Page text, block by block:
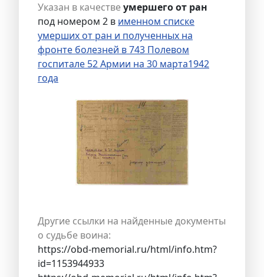
Указан в качествеумершего от ран
под номером 2 в именном списке
умерших от ран и полученных на
фронте болезней в 743 Полевом
госпитале 52 Армии на 30 марта1942
года
Другие ссылки на найденные документы
о судьбе воина:
https://obd-memorial.ru/html/info.htm?
id=1153944933